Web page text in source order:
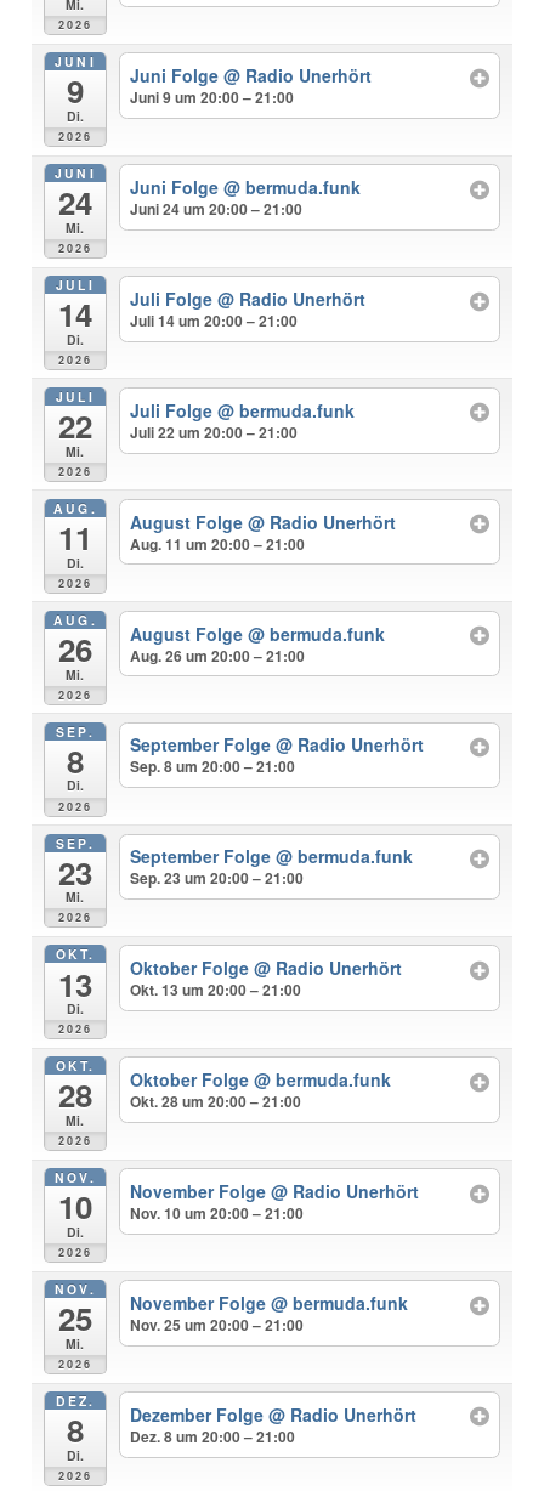
Mi.
2026
JUNI
9
Di.
2026
Juni Folge @ Radio Unerhört
Juni 9 um 20:00 – 21:00
JUNI
24
Mi.
2026
Juni Folge @ bermuda.funk
Juni 24 um 20:00 – 21:00
JULI
14
Di.
2026
Juli Folge @ Radio Unerhört
Juli 14 um 20:00 – 21:00
JULI
22
Mi.
2026
Juli Folge @ bermuda.funk
Juli 22 um 20:00 – 21:00
AUG.
11
Di.
2026
August Folge @ Radio Unerhört
Aug. 11 um 20:00 – 21:00
AUG.
26
Mi.
2026
August Folge @ bermuda.funk
Aug. 26 um 20:00 – 21:00
SEP.
8
Di.
2026
September Folge @ Radio Unerhört
Sep. 8 um 20:00 – 21:00
SEP.
23
Mi.
2026
September Folge @ bermuda.funk
Sep. 23 um 20:00 – 21:00
OKT.
13
Di.
2026
Oktober Folge @ Radio Unerhört
Okt. 13 um 20:00 – 21:00
OKT.
28
Mi.
2026
Oktober Folge @ bermuda.funk
Okt. 28 um 20:00 – 21:00
NOV.
10
Di.
2026
November Folge @ Radio Unerhört
Nov. 10 um 20:00 – 21:00
NOV.
25
Mi.
2026
November Folge @ bermuda.funk
Nov. 25 um 20:00 – 21:00
DEZ.
8
Di.
2026
Dezember Folge @ Radio Unerhört
Dez. 8 um 20:00 – 21:00